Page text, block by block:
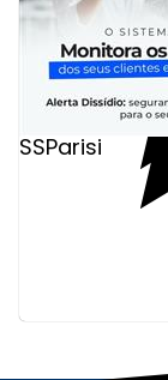
SSParisi